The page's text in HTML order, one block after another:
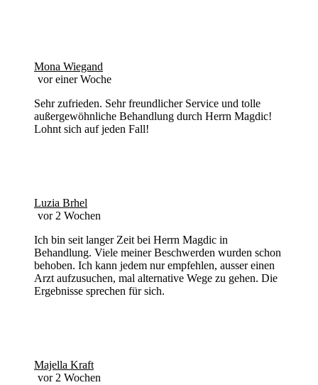
Mona Wiegand
vor einer Woche
Sehr zufrieden. Sehr freundlicher Service und tolle
außergewöhnliche Behandlung durch Herrn Magdic!
Lohnt sich auf jeden Fall!
Luzia Brhel
vor 2 Wochen
Ich bin seit langer Zeit bei Herrn Magdic in
Behandlung. Viele meiner Beschwerden wurden schon
behoben. Ich kann jedem nur empfehlen, ausser einen
Arzt aufzusuchen, mal alternative Wege zu gehen. Die
Ergebnisse sprechen für sich.
Majella Kraft
vor 2 Wochen